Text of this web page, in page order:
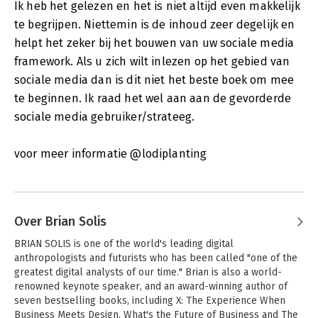
Ik heb het gelezen en het is niet altijd even makkelijk
te begrijpen. Niettemin is de inhoud zeer degelijk en
helpt het zeker bij het bouwen van uw sociale media
framework. Als u zich wilt inlezen op het gebied van
sociale media dan is dit niet het beste boek om mee
te beginnen. Ik raad het wel aan aan de gevorderde
sociale media gebruiker/strateeg.
voor meer informatie @lodiplanting
Over Brian Solis
BRIAN SOLIS is one of the world's leading digital
anthropologists and futurists who has been called "one of the
greatest digital analysts of our time." Brian is also a world-
renowned keynote speaker, and an award-winning author of
seven bestselling books, including X: The Experience When
Business Meets Design, What's the Future of Business and The